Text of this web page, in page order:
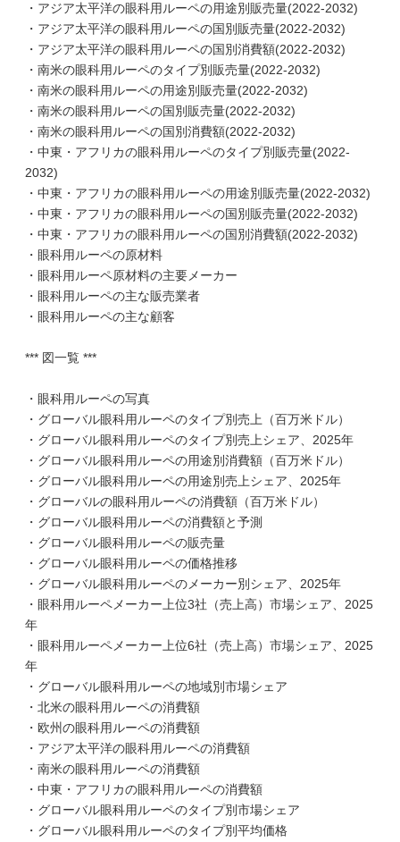
・アジア太平洋の眼科用ルーペの用途別販売量(2022-2032)
・アジア太平洋の眼科用ルーペの国別販売量(2022-2032)
・アジア太平洋の眼科用ルーペの国別消費額(2022-2032)
・南米の眼科用ルーペのタイプ別販売量(2022-2032)
・南米の眼科用ルーペの用途別販売量(2022-2032)
・南米の眼科用ルーペの国別販売量(2022-2032)
・南米の眼科用ルーペの国別消費額(2022-2032)
・中東・アフリカの眼科用ルーペのタイプ別販売量(2022-
2032)
・中東・アフリカの眼科用ルーペの用途別販売量(2022-2032)
・中東・アフリカの眼科用ルーペの国別販売量(2022-2032)
・中東・アフリカの眼科用ルーペの国別消費額(2022-2032)
・眼科用ルーペの原材料
・眼科用ルーペ原材料の主要メーカー
・眼科用ルーペの主な販売業者
・眼科用ルーペの主な顧客
*** 図一覧 ***
・眼科用ルーペの写真
・グローバル眼科用ルーペのタイプ別売上（百万米ドル）
・グローバル眼科用ルーペのタイプ別売上シェア、2025年
・グローバル眼科用ルーペの用途別消費額（百万米ドル）
・グローバル眼科用ルーペの用途別売上シェア、2025年
・グローバルの眼科用ルーペの消費額（百万米ドル）
・グローバル眼科用ルーペの消費額と予測
・グローバル眼科用ルーペの販売量
・グローバル眼科用ルーペの価格推移
・グローバル眼科用ルーペのメーカー別シェア、2025年
・眼科用ルーペメーカー上位3社（売上高）市場シェア、2025
年
・眼科用ルーペメーカー上位6社（売上高）市場シェア、2025
年
・グローバル眼科用ルーペの地域別市場シェア
・北米の眼科用ルーペの消費額
・欧州の眼科用ルーペの消費額
・アジア太平洋の眼科用ルーペの消費額
・南米の眼科用ルーペの消費額
・中東・アフリカの眼科用ルーペの消費額
・グローバル眼科用ルーペのタイプ別市場シェア
・グローバル眼科用ルーペのタイプ別平均価格